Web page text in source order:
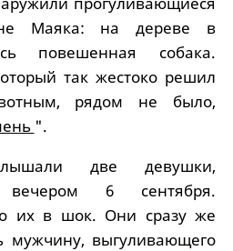
Маяка: на дереве в
повешенная собака.
так жестоко решил
рядом не было,
".
две девушки,
вечером 6 сентября.
их в шок. Они сразу же
выгуливающего